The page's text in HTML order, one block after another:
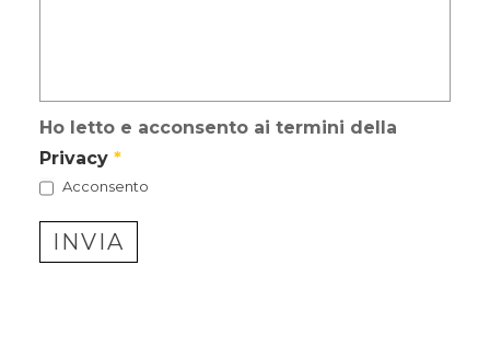
Ho letto e acconsento ai termini della
Privacy *
Acconsento
INVIA